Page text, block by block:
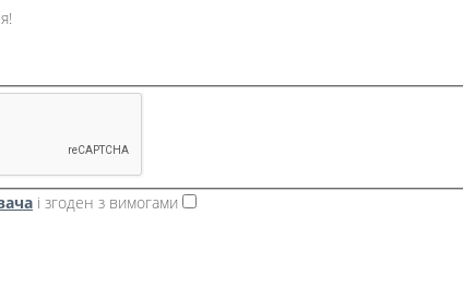
і згоден з вимогами